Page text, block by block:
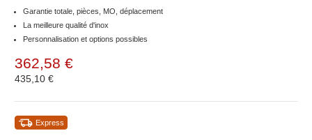
Garantie totale, pièces, MO, déplacement
La meilleure qualité d'inox
Personnalisation et options possibles
362,58 €
435,10 €
Express